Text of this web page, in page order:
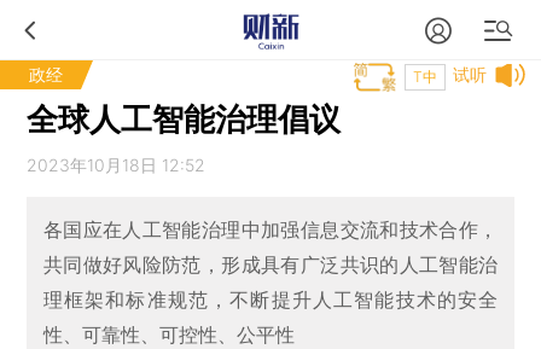
政经 试听
T中
全球人工智能治理倡议
2023年10月18日 12:52
各国应在人工智能治理中加强信息交流和技术合作，
共同做好风险防范，形成具有广泛共识的人工智能治
理框架和标准规范，不断提升人工智能技术的安全
性、可靠性、可控性、公平性